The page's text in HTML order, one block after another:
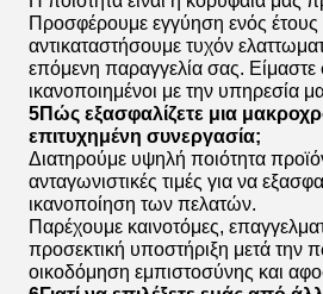
Προσφέρουμε εγγύηση ενός έτους
αντικαταστήσουμε τυχόν
επόμενη παραγγελία σας. Είμαστε
ικανοποιημένοι με την υπηρεσία
5Πώς εξασφαλίζετε μια
επιτυχημένη συνεργασία;
Διατηρούμε υψηλή ποιότητα
ανταγωνιστικές τιμές για να
ικανοποίηση των πελατών.
Παρέχουμε καινοτόμες,
προσεκτική υποστήριξη μετά την
οικοδόμηση εμπιστοσύνης και